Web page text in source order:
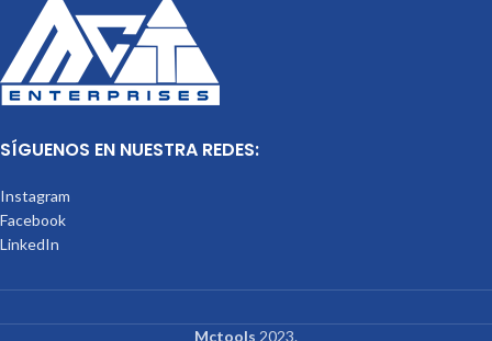
SÍGUENOS EN NUESTRA REDES:
Instagram
Facebook
LinkedIn
Mctools 2023.